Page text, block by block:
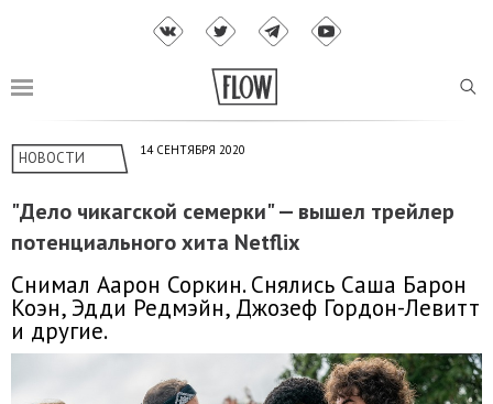
НОВОСТИ 14 СЕНТЯБРЯ 2020
"Дело чикагской семерки" — вышел трейлер
потенциального хита Netflix
Снимал Аарон Соркин. Снялись Саша Барон
Коэн, Эдди Редмэйн, Джозеф Гордон-Левитт
и другие.